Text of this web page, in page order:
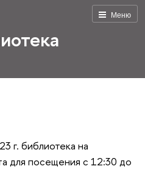
Меню
г. библиотека на
для посещения с 12:30 до